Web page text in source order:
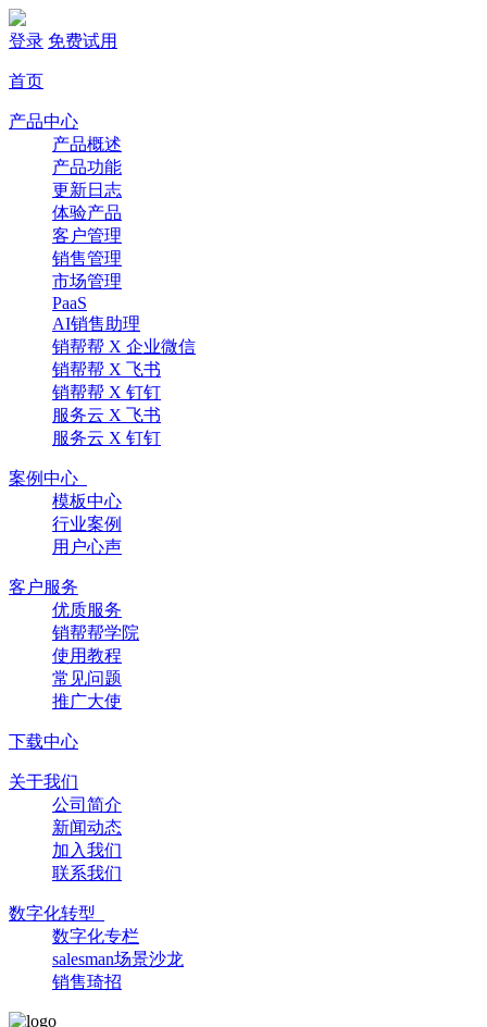
登录 免费试用
首页
产品中心
产品概述
产品功能
更新日志
体验产品
客户管理
销售管理
市场管理
PaaS
AI销售助理
销帮帮 X 企业微信
销帮帮 X 飞书
销帮帮 X 钉钉
服务云 X 飞书
服务云 X 钉钉
案例中心
模板中心
行业案例
用户心声
客户服务
优质服务
销帮帮学院
使用教程
常见问题
推广大使
下载中心
关于我们
公司简介
新闻动态
加入我们
联系我们
数字化转型
数字化专栏
salesman场景沙龙
销售琦招